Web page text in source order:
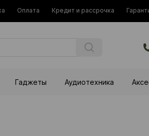
Оплата Кредит и рассрочка
Гаджеты Аудиотехника